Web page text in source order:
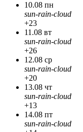
10.08 пн
sun-rain-cloud
+23
11.08 вт
sun-rain-cloud
+26
12.08 ср
sun-rain-cloud
+20
13.08 чт
sun-rain-cloud
+13
14.08 пт
sun-rain-cloud